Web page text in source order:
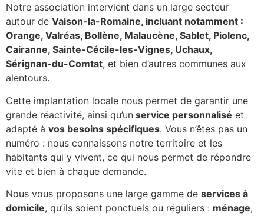
Notre association intervient dans un large secteur
autour de Vaison-la-Romaine, incluant notamment :
Orange, Valréas, Bollène, Malaucène, Sablet, Piolenc,
Cairanne, Sainte-Cécile-les-Vignes, Uchaux,
Sérignan-du-Comtat, et bien d’autres communes aux
alentours.
Cette implantation locale nous permet de garantir une
grande réactivité, ainsi qu’un service personnalisé et
adapté à vos besoins spécifiques. Vous n’êtes pas un
numéro : nous connaissons notre territoire et les
habitants qui y vivent, ce qui nous permet de répondre
vite et bien à chaque demande.
Nous vous proposons une large gamme de services à
domicile, qu’ils soient ponctuels ou réguliers : ménage,